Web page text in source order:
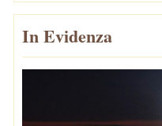
In Evidenza